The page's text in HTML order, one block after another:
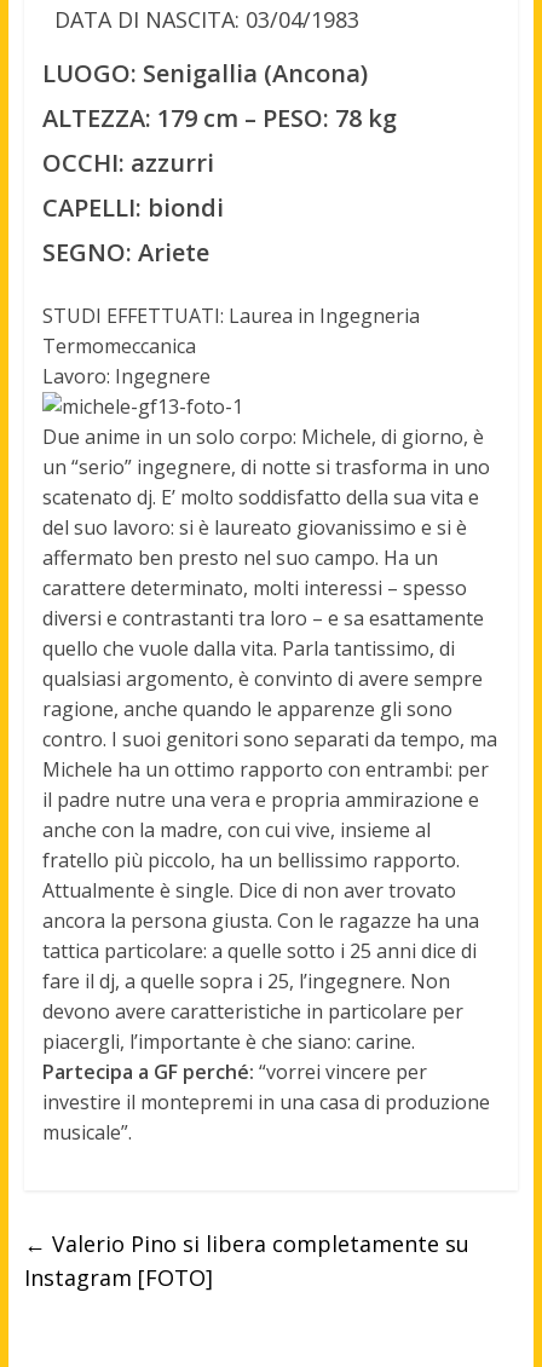
DATA DI NASCITA: 03/04/1983
LUOGO: Senigallia (Ancona)
ALTEZZA: 179 cm – PESO: 78 kg
OCCHI: azzurri
CAPELLI: biondi
SEGNO: Ariete
STUDI EFFETTUATI: Laurea in Ingegneria
Termomeccanica
Lavoro: Ingegnere
Due anime in un solo corpo: Michele, di giorno, è
un “serio” ingegnere, di notte si trasforma in uno
scatenato dj. E’ molto soddisfatto della sua vita e
del suo lavoro: si è laureato giovanissimo e si è
affermato ben presto nel suo campo. Ha un
carattere determinato, molti interessi – spesso
diversi e contrastanti tra loro – e sa esattamente
quello che vuole dalla vita. Parla tantissimo, di
qualsiasi argomento, è convinto di avere sempre
ragione, anche quando le apparenze gli sono
contro. I suoi genitori sono separati da tempo, ma
Michele ha un ottimo rapporto con entrambi: per
il padre nutre una vera e propria ammirazione e
anche con la madre, con cui vive, insieme al
fratello più piccolo, ha un bellissimo rapporto.
Attualmente è single. Dice di non aver trovato
ancora la persona giusta. Con le ragazze ha una
tattica particolare: a quelle sotto i 25 anni dice di
fare il dj, a quelle sopra i 25, l’ingegnere. Non
devono avere caratteristiche in particolare per
piacergli, l’importante è che siano: carine.
Partecipa a GF perché: “vorrei vincere per
investire il montepremi in una casa di produzione
musicale”.
← Valerio Pino si libera completamente su
Instagram [FOTO]